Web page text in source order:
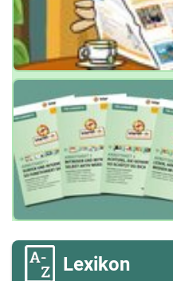
Lexikon